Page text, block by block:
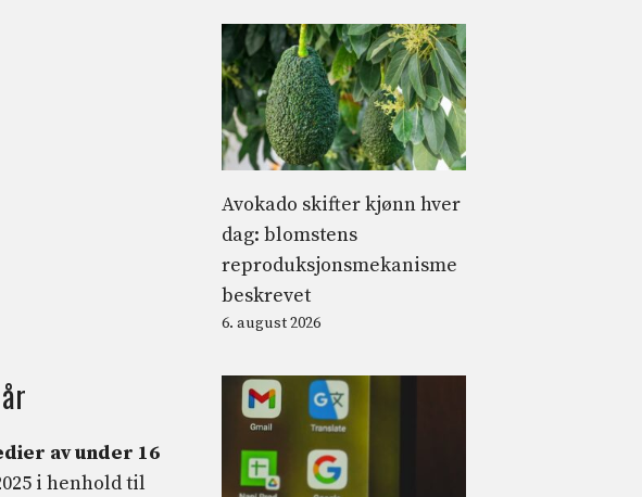
av under 16
i henhold til
Avokado skifter kjønn hver
dag: blomstens
reproduksjonsmekanisme
beskrevet
6. august 2026